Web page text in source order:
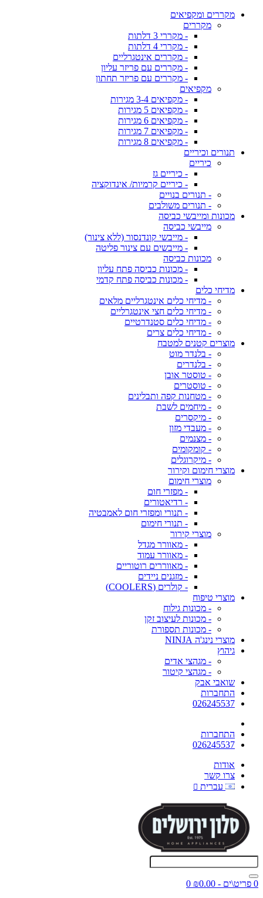
מקררים ומקפיאים
מקררים
- מקררי 3 דלתות
- מקררי 4 דלתות
- מקררים אינטגרליים
- מקררים עם פריזר עליון
- מקררים עם פריזר תחתון
מקפיאים
- מקפיאים 3-4 מגירות
- מקפיאים 5 מגירות
- מקפיאים 6 מגירות
- מקפיאים 7 מגירות
- מקפיאים 8 מגירות
תנורים וכיריים
כיריים
- כיריים גז
- כיריים קרמיות/ אינדוקציה
- תנורים בנויים
- תנורים משולבים
מכונות ומייבשי כביסה
מייבשי כביסה
- מייבשי קונדנסור (ללא צינור)
- מייבשים עם צינור פליטה
מכונות כביסה
- מכונות כביסה פתח עליון
- מכונות כביסה פתח קדמי
מדיחי כלים
- מדיחי כלים אינטגרליים מלאים
- מדיחי כלים חצי אינטגרליים
- מדיחי כלים סטנדרטיים
- מדיחי כלים צרים
מוצרים קטנים למטבח
- בלנדר מוט
- בלנדרים
- טוסטר אובן
- טוסטרים
- מטחנות קפה ותבלינים
- מיחמים לשבת
- מיקסרים
- מעבדי מזון
- מצנמים
- קומקומים
- מיקרוגלים
מוצרי חימום וקירור
מוצרי חימום
- מפזרי חום
- רדיאטורים
- תנורי ומפזרי חום לאמבטיה
- תנורי חימום
מוצרי קירור
- מאוורר מגדל
- מאוורר עמוד
- מאווררים רוטוריים
- מזגנים ניידים
- קולרים (COOLERS)
מוצרי טיפוח
- מכונות גילוח
- מכונות לעיצוב זקן
- מכונות תספורת
מוצרי נינג'ה NINJA
גיהוץ
- מגהצי אדים
- מגהצי קיטור
שואבי אבק
התחברות
026245537
התחברות
026245537
אודות
צרו קשר
עברית
0 פריט\ים - ₪0.00
0